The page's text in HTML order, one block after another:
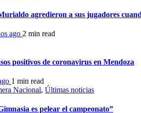
agredieron a sus jugadores
ago 2 min read
positivos de coronavirus en Mendoza
1 min read
Nacional, Últimas noticias
es pelear el campeonato”